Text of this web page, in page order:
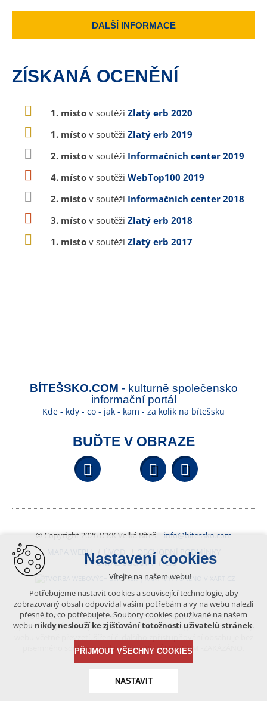
DALŠÍ INFORMACE
ZÍSKANÁ OCENĚNÍ
1. místo v soutěži Zlatý erb 2020
1. místo v soutěži Zlatý erb 2019
2. místo v soutěži Informačních center 2019
4. místo v soutěži WebTop100 2019
2. místo v soutěži Informačních center 2018
3. místo v soutěži Zlatý erb 2018
1. místo v soutěži Zlatý erb 2017
BÍTEŠSKO.COM - kulturně společensko
informační portál
Kde - kdy - co - jak - kam - za kolik na bítešsku
BUĎTE V OBRAZE
Facebook YouTube
© Copyright 2026 ICKK Velká Bíteš | info@bitessko.com
MAPA WEBU
ÚVOD
OBCHODNÍ PODMÍNKY
PORTÁL OBČANA
GIS
VYTVOŘENO V XART.CZ
Obsah tohoto portálu je chráněn autorským právem, které
vykonává vydavatel. Jakékoliv užití článků a fotografií z této podoby
písemného souhlasu vydavatele – BÍTEŠSKO.COM -ZAKÁZÁNO.
Nastavení cookies
Vítejte na našem webu!
Potřebujeme nastavit cookies a související technologie, aby
zobrazovaný obsah odpovídal vašim potřebám a vy na webu nalezli
přesně to, co potřebujete. Soubory cookies používané na našem
webu nikdy neslouží ke zjišťování totožnosti uživatelů stránek.
PŘIJMOUT VŠECHNY COOKIES
NASTAVIT